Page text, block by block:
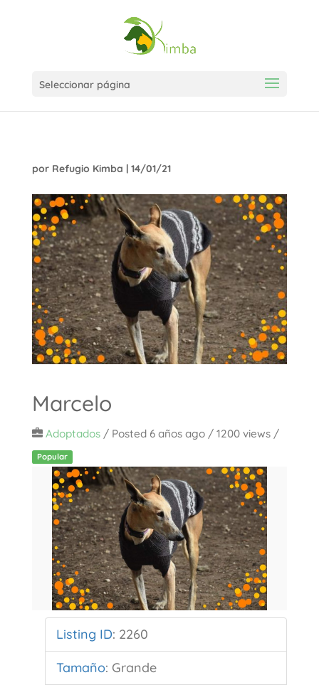
Seleccionar página
por Refugio Kimba | 14/01/21
Marcelo
Adoptados/ Posted 6 años ago/ 1200 views /
Popular
Listing ID: 2260
Tamaño: Grande